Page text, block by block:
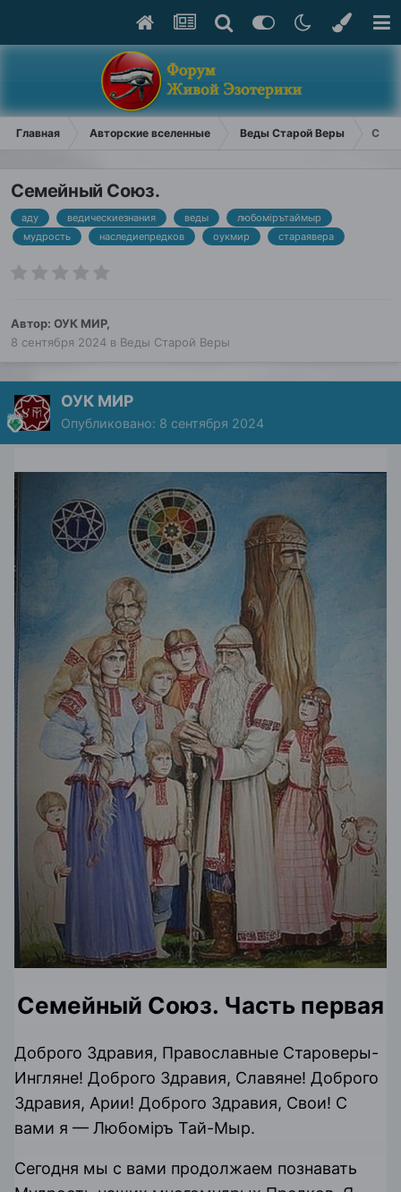
Главная Авторские вселенные Веды Старой Веры
Семейный Союз.
аду ведическиезнания веды
любомiрътаймыр
мудрость
наследиепредков оукмир стараявера
Автор: ОУК МИР,
8 сентября 2024 в Веды Старой Веры
ОУК МИР
Опубликовано: 8 сентября 2024
Семейный Союз. Часть первая
Доброго Здравия, Православные Староверы-
Ингляне! Доброго Здравия, Славяне! Доброго
Здравия, Арии! Доброго Здравия, Свои! С
вами я — Любомiръ Тай-Мыр.
Сегодня мы с вами продолжаем познавать